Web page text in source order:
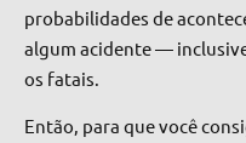
probabilidades de
algum acidente —
os fatais.
Então, para que você